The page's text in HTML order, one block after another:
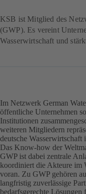
KSB ist Mitglied des
(GWP). Es vereint
Wasserwirtschaft und
Im Netzwerk German
öffentliche Unternehmen
Institutionen
weiteren Mitgliedern
deutsche
Das Know-how der
GWP ist dabei zentrale
koordiniert die Akteure im
voran. Zu GWP gehören
langfristig zuverlässige
bedarfsgerechte